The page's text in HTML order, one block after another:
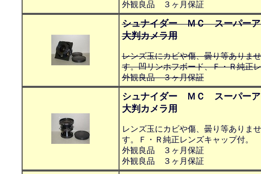
外観良品 ３ヶ月保証
シュナイダー ＭＣ スーパー
大判カメラ用
レンズ玉にカビや傷、曇り等ありま
す。凹リンホフボード、Ｆ・Ｒ純正
外観良品 ３ヶ月保証
シュナイダー ＭＣ スーパー
大判カメラ用
レンズ玉にカビや傷、曇り等ありま
す。Ｆ・Ｒ純正レンズキャップ付。
外観良品 ３ヶ月保証
外観良品 ３ヶ月保証